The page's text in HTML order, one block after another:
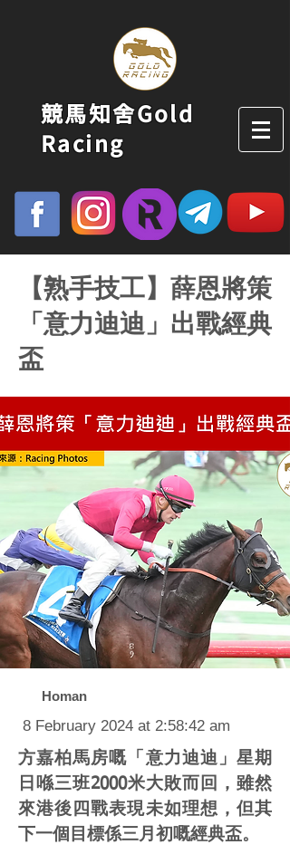
競馬知舍Gold
Racing
【熟手技工】薛恩將策
「意力迪迪」出戰經典
盃
Homan
8 February 2024 at 2:58:42 am
方嘉柏馬房嘅「意力迪迪」星期
日喺三班2000米大敗而回，雖然
來港後四戰表現未如理想，但其
下一個目標係三月初嘅經典盃。